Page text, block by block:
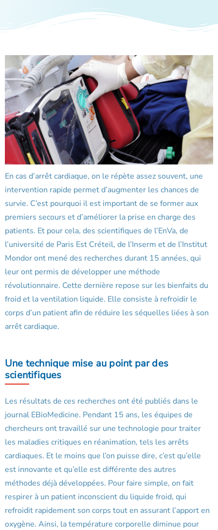
En cas d’arrêt cardiaque, on le répète assez souvent, une
intervention rapide permet d’augmenter les chances de
survie. C’est pourquoi il est important de se former aux
premiers secours et d’améliorer la prise en charge des
patients. Et pour cela, des scientifiques de l’EnVa, de
l’université de Paris Est Créteil, de l’Inserm et de l’Institut
Mondor ont mené des recherches durant 15 années, qui
leur ont permis de développer une méthode
révolutionnaire. Cette dernière repose sur les bienfaits du
froid et la ventilation liquide. Elle consiste à refroidir le
corps d’un patient afin de réduire les séquelles liées à son
arrêt cardiaque.
Une technique mise au point par des
scientifiques
Les résultats de ces recherches ont été publiés dans le
journal EBioMedicine. Pendant 15 ans, les équipes de
chercheurs ont travaillé sur une technologie pour traiter
les maladies critiques en réanimation, tels les arrêts
cardiaques. Et le moins que l’on puisse dire, c’est qu’elle
est innovante et qu’elle est différente des autres
méthodes déjà développées. Pour faire simple, on fait
respirer à un patient inconscient du liquide froid, qui
refroidit rapidement son corps tout en assurant l’apport en
oxygène. Ainsi, la température corporelle diminue pour